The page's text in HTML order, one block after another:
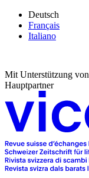
Deutsch
Français
Italiano
Mit Unterstützung von
Hauptpartner